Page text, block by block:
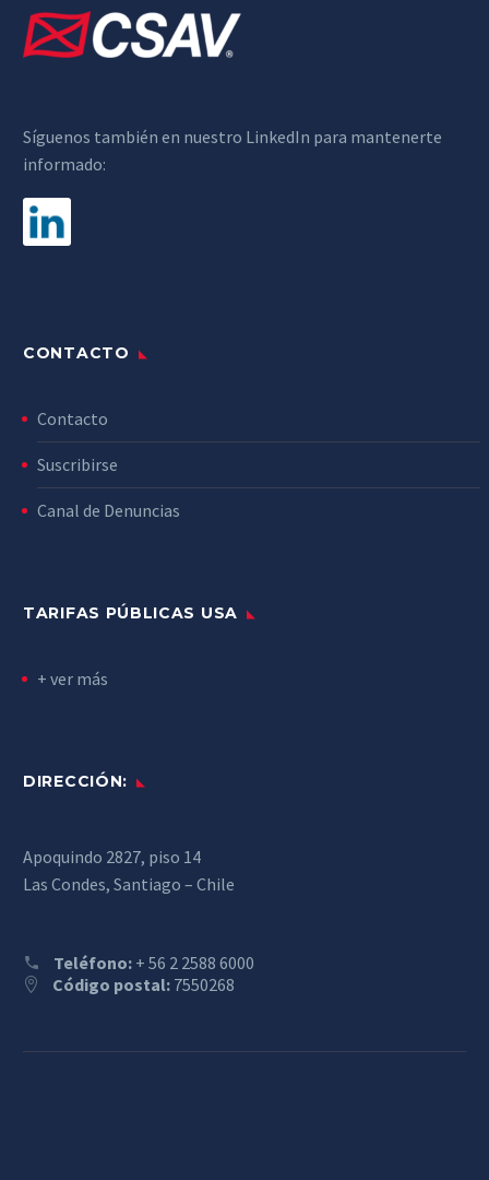
Síguenos también en nuestro LinkedIn para mantenerte
informado:
CONTACTO
Contacto
Suscribirse
Canal de Denuncias
TARIFAS PÚBLICAS USA
+ ver más
DIRECCIÓN:
Apoquindo 2827, piso 14
Las Condes, Santiago – Chile
Teléfono: + 56 2 2588 6000
Código postal: 7550268